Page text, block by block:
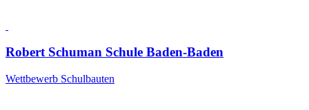
Robert Schuman Schule Baden-Baden
Wettbewerb Schulbauten